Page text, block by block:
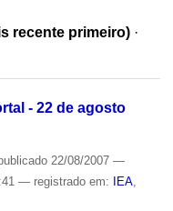
recente primeiro) ·
- 22 de agosto
22/08/2007 —
— registrado em: IEA,